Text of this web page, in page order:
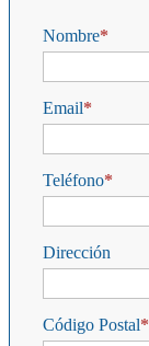
Nombre
Email
Teléfono
Dirección
Código Postal